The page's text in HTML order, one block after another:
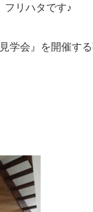
リハタです♪
学会』を開催す